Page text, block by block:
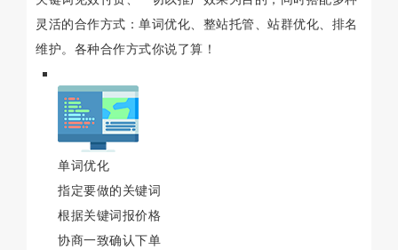
灵活的合作方式：单词优化、整站托管、站群优化、排名
维护。各种合作方式你说了算！
单词优化
指定要做的关键词
根据关键词报价格
协商一致确认下单